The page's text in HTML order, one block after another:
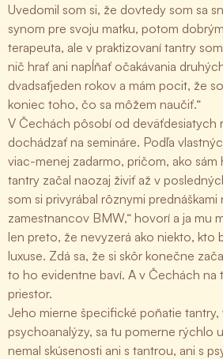
Uvedomil som si, že dovtedy som sa
synom pre svoju matku, potom
terapeuta, ale v praktizovaní tantry
nič hrať ani napĺňať očakávania
dvadsaťjeden rokov a mám pocit, že
koniec toho, čo sa môžem naučiť.“
V Čechách pôsobí od deväťdesiatych
dochádzať na semináre. Podľa
viac-menej zadarmo, pričom, ako sám
tantry začal naozaj živiť až v
som si privyrábal rôznymi prednáškami
zamestnancov BMW,“ hovorí a ja mu
len preto, že nevyzerá ako niekto, kto
luxuse. Zdá sa, že si skôr konečne
to ho evidentne baví. A v Čechách na
priestor.
Jeho mierne špecifické poňatie
psychoanalýzy, sa tu pomerne rýchlo
nemal skúsenosti ani s tantrou, ani s